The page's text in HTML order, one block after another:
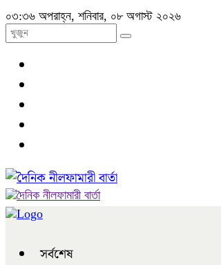
০৩:৩৬ অপরাহ্ন, শনিবার, ০৮ অগাস্ট ২০২৬
সর্বশেষ